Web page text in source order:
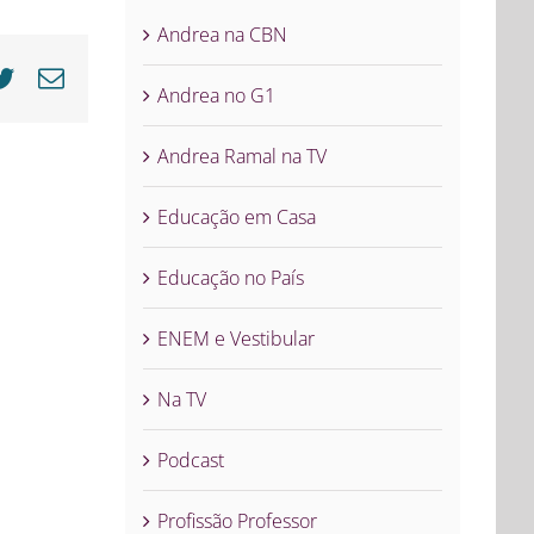
Twitter
E-
Andrea na CBN
Andrea no G1
Andrea Ramal na TV
Educação em Casa
Educação no País
ENEM e Vestibular
Na TV
Podcast
Profissão Professor